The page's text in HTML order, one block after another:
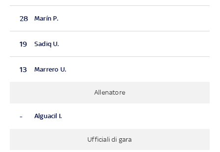
28 Marín P.
19 Sadiq U.
13 Marrero U.
Allenatore
- Alguacil I.
Ufficiali di gara